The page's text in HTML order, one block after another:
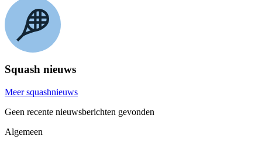
Squash nieuws
Meer squashnieuws
Geen recente nieuwsberichten gevonden
Algemeen